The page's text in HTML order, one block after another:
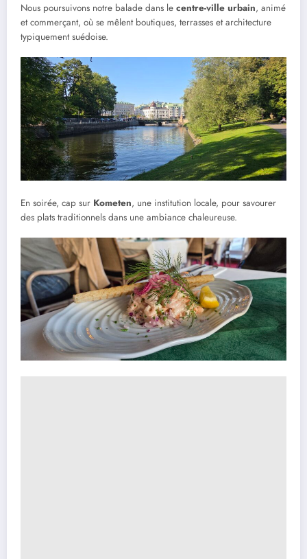
Nous poursuivons notre balade dans le centre-ville urbain, animé
et commerçant, où se mêlent boutiques, terrasses et architecture
typiquement suédoise.
En soirée, cap sur Kometen, une institution locale, pour savourer
des plats traditionnels dans une ambiance chaleureuse.